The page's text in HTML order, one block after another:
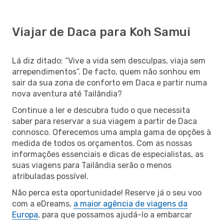
Viajar de Daca para Koh Samui
Lá diz ditado: “Vive a vida sem desculpas, viaja sem
arrependimentos”. De facto, quem não sonhou em
sair da sua zona de conforto em Daca e partir numa
nova aventura até Tailândia?
Continue a ler e descubra tudo o que necessita
saber para reservar a sua viagem a partir de Daca
connosco. Oferecemos uma ampla gama de opções à
medida de todos os orçamentos. Com as nossas
informações essenciais e dicas de especialistas, as
suas viagens para Tailândia serão o menos
atribuladas possível.
Não perca esta oportunidade! Reserve já o seu voo
com a eDreams, a maior agência de viagens da
Europa, para que possamos ajudá-lo a embarcar